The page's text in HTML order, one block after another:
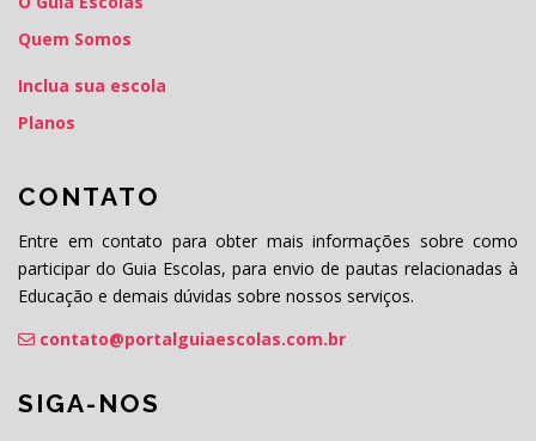
Quem Somos
Inclua sua escola
Planos
CONTATO
Entre em contato para obter mais informações sobre como
participar do Guia Escolas, para envio de pautas relacionadas à
Educação e demais dúvidas sobre nossos serviços.
contato@portalguiaescolas.com.br
SIGA-NOS